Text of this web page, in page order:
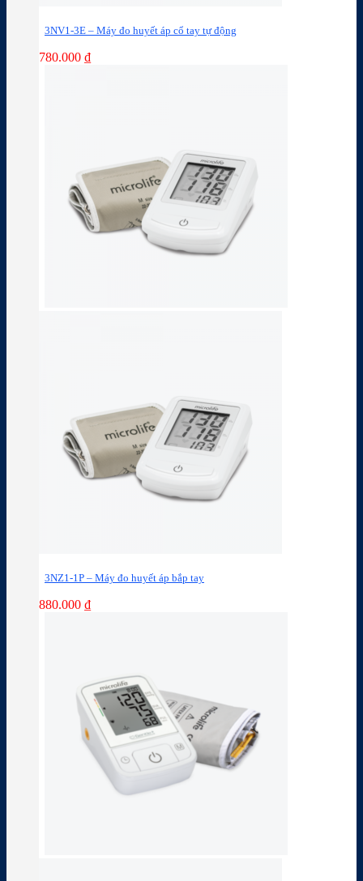
3NV1-3E – Máy đo huyết áp cổ tay tự động
780.000 ₫
3NZ1-1P – Máy đo huyết áp bắp tay
880.000 ₫